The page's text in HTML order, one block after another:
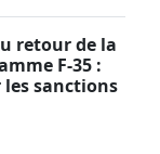
retour de la
F-35 :
les sanctions